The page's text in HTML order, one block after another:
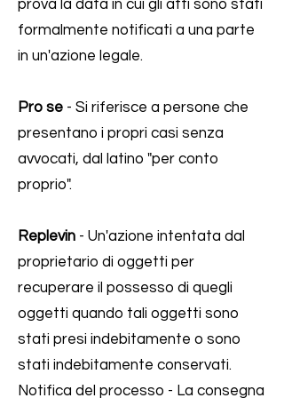
prova la data in cui gli atti sono stati
formalmente notificati a una parte
in un'azione legale.
Pro se - Si riferisce a persone che
presentano i propri casi senza
avvocati, dal latino "per conto
proprio".
Replevin - Un'azione intentata dal
proprietario di oggetti per
recuperare il possesso di quegli
oggetti quando tali oggetti sono
stati presi indebitamente o sono
stati indebitamente conservati.
Notifica del processo - La consegna